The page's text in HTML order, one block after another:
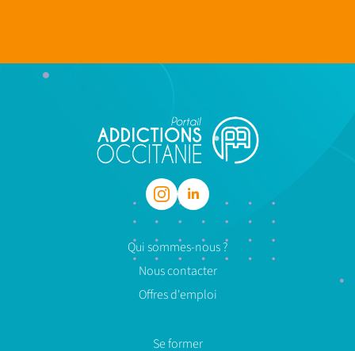
Qui sommes-nous ?
Nous contacter
Offres d'emploi
Se former